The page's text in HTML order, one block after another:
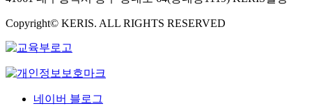
Copyright© KERIS. ALL RIGHTS RESERVED
네이버 블로그